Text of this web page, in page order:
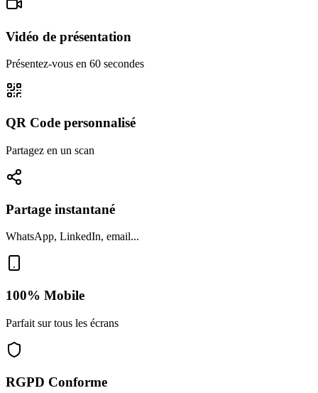
Vidéo de présentation
Présentez-vous en 60 secondes
QR Code personnalisé
Partagez en un scan
Partage instantané
WhatsApp, LinkedIn, email...
100% Mobile
Parfait sur tous les écrans
RGPD Conforme